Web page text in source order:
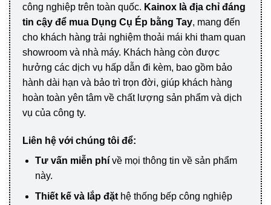
công nghiệp trên toàn quốc. Kainox là địa chỉ đáng
tin cậy để mua Dụng Cụ Ép bằng Tay, mang đến
cho khách hàng trải nghiệm thoải mái khi tham quan
showroom và nhà máy. Khách hàng còn được
hưởng các dịch vụ hấp dẫn đi kèm, bao gồm bảo
hành dài hạn và bảo trì trọn đời, giúp khách hàng
hoàn toàn yên tâm về chất lượng sản phẩm và dịch
vụ của công ty.
Liên hệ với chúng tôi để:
Tư vấn miễn phívề mọi thông tin về sản phẩm
này.
Thiết kế và lắp đặthệ thống bếp công nghiệp